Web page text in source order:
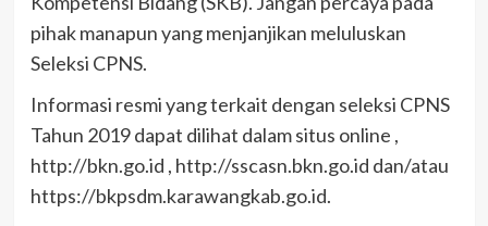
pihak manapun yang menjanjikan meluluskan
Seleksi CPNS.
Informasi resmi yang terkait dengan seleksi CPNS
Tahun 2019 dapat dilihat dalam situs online ,
http://bkn.go.id , http://sscasn.bkn.go.id dan/atau
https://bkpsdm.karawangkab.go.id.